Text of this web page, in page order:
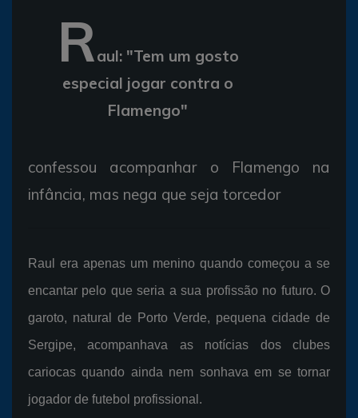
Raul: "Tem um gosto
especial jogar contra o
Flamengo"
confessou acompanhar o Flamengo na
infância, mas nega que seja torcedor
Raul era apenas um menino quando começou a se
encantar pelo que seria a sua profissão no futuro. O
garoto, natural de Porto Verde, pequena cidade de
Sergipe, acompanhava as notícias dos clubes
cariocas quando ainda nem sonhava em se tornar
jogador de futebol profissional.